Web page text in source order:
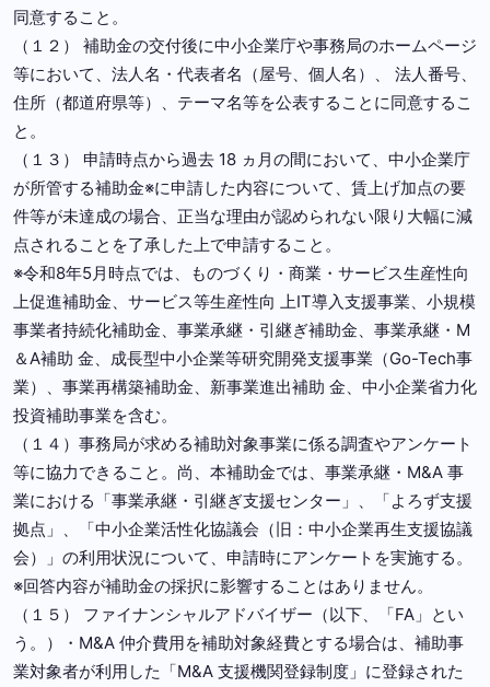
同意すること。
（１２） 補助金の交付後に中小企業庁や事務局のホームページ
等において、法人名・代表者名（屋号、個人名）、 法人番号、
住所（都道府県等）、テーマ名等を公表することに同意するこ
と。
（１３） 申請時点から過去 18 ヵ月の間において、中小企業庁
が所管する補助金※に申請した内容について、賃上げ加点の要
件等が未達成の場合、正当な理由が認められない限り大幅に減
点されることを了承した上で申請すること。
※令和8年5月時点では、ものづくり・商業・サービス生産性向
上促進補助金、サービス等生産性向 上IT導入支援事業、小規模
事業者持続化補助金、事業承継・引継ぎ補助金、事業承継・M
＆A補助 金、成長型中小企業等研究開発支援事業（Go-Tech事
業）、事業再構築補助金、新事業進出補助 金、中小企業省力化
投資補助事業を含む。
（１４）事務局が求める補助対象事業に係る調査やアンケート
等に協力できること。尚、本補助金では、事業承継・M&A 事
業における「事業承継・引継ぎ支援センター」、「よろず支援
拠点」、「中小企業活性化協議会（旧：中小企業再生支援協議
会）」の利用状況について、申請時にアンケートを実施する。
※回答内容が補助金の採択に影響することはありません。
（１５） ファイナンシャルアドバイザー（以下、「FA」とい
う。）・M&A 仲介費用を補助対象経費とする場合は、補助事
業対象者が利用した「M&A 支援機関登録制度」に登録された